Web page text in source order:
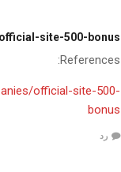
site-500-bonus
References:
official-site-500-
bonus
رد